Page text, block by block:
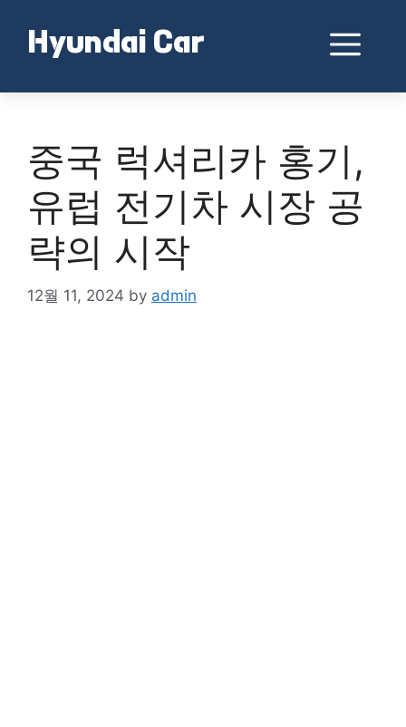
contentHyundai Car
중국 럭셔리카 홍기,
유럽 전기차 시장 공
략의 시작
12월 11, 2024 by admin